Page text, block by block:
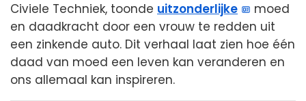
Civiele Techniek, toonde uitzonderlijke
moed
en daadkracht door een vrouw te redden uit
een zinkende auto. Dit verhaal laat zien hoe één
daad van moed een leven kan veranderen en
ons allemaal kan inspireren.